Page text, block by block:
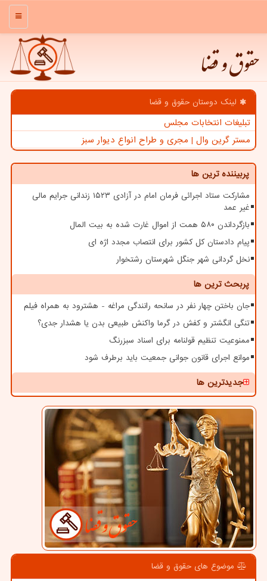
منو
حقوق و قضا
لینک دوستان حقوق و قضا
تبلیغات انتخابات مجلس
مستر گرین وال | مجری و طراح انواع دیوار سبز
پربیننده ترین ها
مشارکت ستاد اجرائی فرمان امام در آزادی ۱۵۲۳ زندانی جرایم مالی
غیر عمد
بازگرداندن ۵۸۰ همت از اموال غارت شده به بیت المال
پیام دادستان کل کشور برای انتصاب مجدد اژه ای
نخل گردانی شهر جنگل شهرستان رشتخوار
پربحث ترین ها
جان باختن چهار نفر در سانحه رانندگی مراغه - هشترود به همراه فیلم
تنگی انگشتر و کفش در گرما واکنش طبیعی بدن یا هشدار جدی؟
ممنوعیت تنظیم قولنامه برای اسناد سبزرنگ
موانع اجرای قانون جوانی جمعیت باید برطرف شود
جدیدترین ها
موضوع های حقوق و قضا